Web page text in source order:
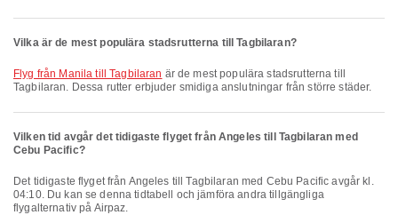
Vilka är de mest populära stadsrutterna till Tagbilaran?
flyg från Manila till Tagbilaran är de mest populära stadsrutterna till
Tagbilaran. Dessa rutter erbjuder smidiga anslutningar från större städer.
Vilken tid avgår det tidigaste flyget från Angeles till Tagbilaran med
Cebu Pacific?
Det tidigaste flyget från Angeles till Tagbilaran med Cebu Pacific avgår kl.
04:10. Du kan se denna tidtabell och jämföra andra tillgängliga
flygalternativ på Airpaz.